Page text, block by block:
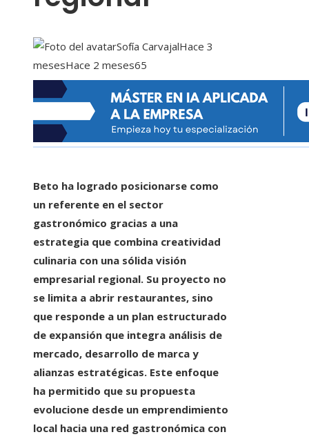
Sofía CarvajalHace 3
mesesHace 2 meses65
Beto ha logrado posicionarse como
un referente en el sector
gastronómico gracias a una
estrategia que combina creatividad
culinaria con una sólida visión
empresarial regional. Su proyecto no
se limita a abrir restaurantes, sino
que responde a un plan estructurado
de expansión que integra análisis de
mercado, desarrollo de marca y
alianzas estratégicas. Este enfoque
ha permitido que su propuesta
evolucione desde un emprendimiento
local hacia una red gastronómica con